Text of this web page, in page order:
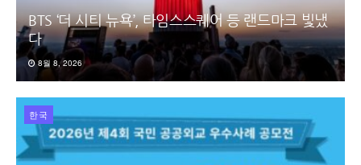
BTS ‘더 시티 뉴욕’, 타임스스퀘어 등 랜드마크 빛냈
다
8월 8, 2026
한국